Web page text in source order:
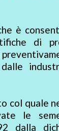
è
di
col quale
le
dalla